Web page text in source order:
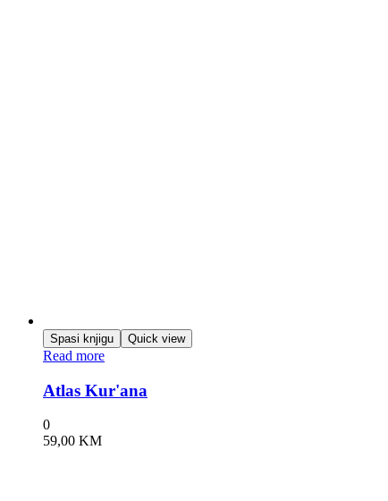
Spasi knjigu Quick view
Read more
Atlas Kur'ana
0
59,00 KM